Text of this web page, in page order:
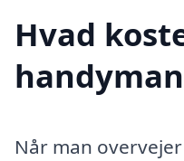
Hvad
Når man